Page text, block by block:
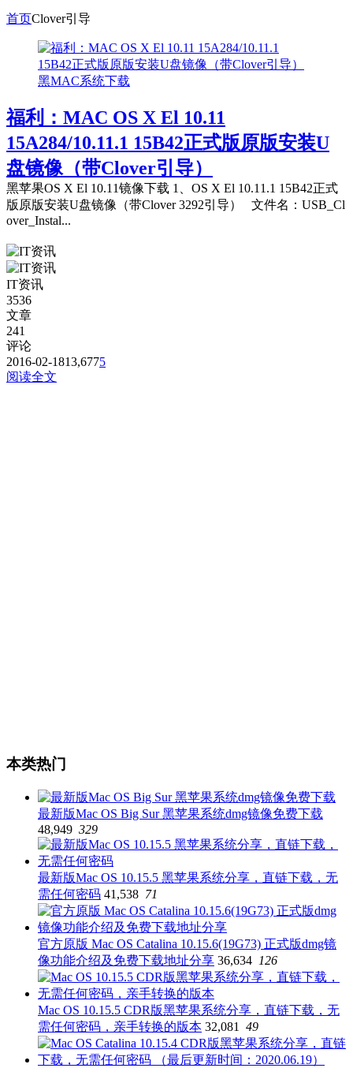
首页Clover引导
黑MAC系统下载
福利：MAC OS X El 10.11
15A284/10.11.1 15B42正式版原版安装U
盘镜像（带Clover引导）
黑苹果OS X El 10.11镜像下载 1、OS X El 10.11.1 15B42正式
版原版安装U盘镜像（带Clover 3292引导） 文件名：USB_Cl
over_Instal...
IT资讯
3536
文章
241
评论
2016-02-1813,6775
阅读全文
本类热门
最新版Mac OS Big Sur 黑苹果系统dmg镜像免费下载
48,949 329
最新版Mac OS 10.15.5 黑苹果系统分享，直链下载，无
需任何密码 41,538 71
官方原版 Mac OS Catalina 10.15.6(19G73) 正式版dmg镜
像功能介绍及免费下载地址分享 36,634 126
Mac OS 10.15.5 CDR版黑苹果系统分享，直链下载，无
需任何密码，亲手转换的版本 32,081 49